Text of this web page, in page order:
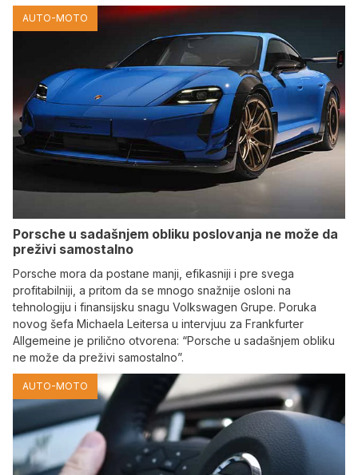
AUTO-MOTO
Porsche u sadašnjem obliku poslovanja ne može da
preživi samostalno
Porsche mora da postane manji, efikasniji i pre svega
profitabilniji, a pritom da se mnogo snažnije osloni na
tehnologiju i finansijsku snagu Volkswagen Grupe. Poruka
novog šefa Michaela Leitersa u intervjuu za Frankfurter
Allgemeine je prilično otvorena: “Porsche u sadašnjem obliku
ne može da preživi samostalno”.
AUTO-MOTO